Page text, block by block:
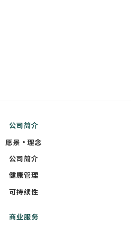
公司简介
愿景・理念
公司简介
健康管理
可持续性
商业服务